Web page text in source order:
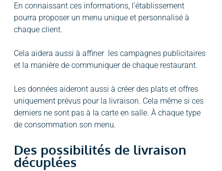
En connaissant ces informations, l’établissement
pourra proposer un menu unique et personnalisé à
chaque client.
Cela aidera aussi à affiner les campagnes publicitaires
et la manière de communiquer de chaque restaurant.
Les données aideront aussi à créer des plats et offres
uniquement prévus pour la livraison. Cela même si ces
derniers ne sont pas à la carte en salle. À chaque type
de consommation son menu.
Des possibilités de livraison
décuplées